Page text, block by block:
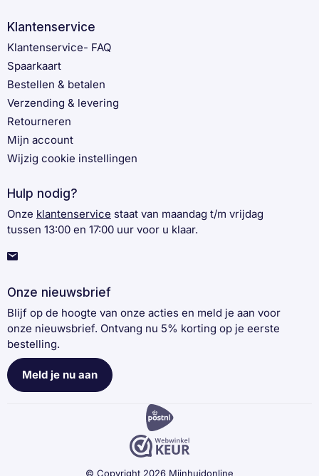
Klantenservice
Klantenservice- FAQ
Spaarkaart
Bestellen & betalen
Verzending & levering
Retourneren
Mijn account
Wijzig cookie instellingen
Hulp nodig?
Onze klantenservice staat van maandag t/m vrijdag
tussen 13:00 en 17:00 uur voor u klaar.
Onze nieuwsbrief
Blijf op de hoogte van onze acties en meld je aan voor
onze nieuwsbrief. Ontvang nu 5% korting op je eerste
bestelling.
Meld je nu aan
© Copyright 2026 Mijnhuidonline